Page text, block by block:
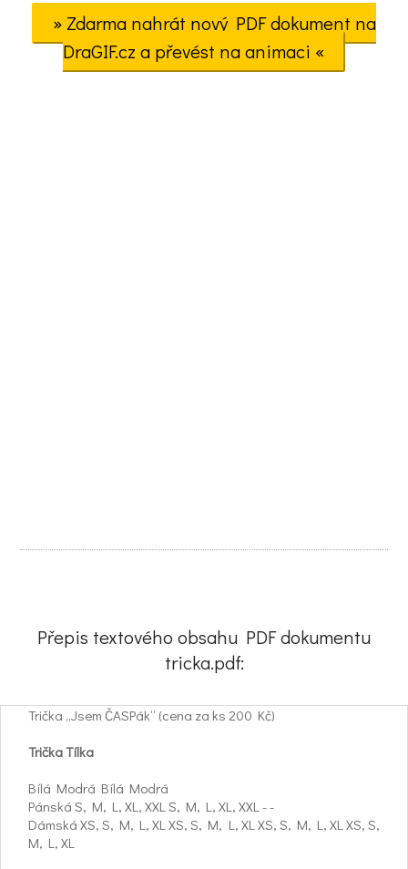
» Zdarma nahrát nový PDF dokument na
DraGIF.cz a převést na animaci «
Přepis textového obsahu PDF dokumentu
tricka.pdf:
Trička „Jsem ČASPák“ (cena za ks 200 Kč)
Trička Tílka
Bílá Modrá Bílá Modrá
Pánská S, M, L, XL, XXL S, M, L, XL, XXL - -
Dámská XS, S, M, L, XL XS, S, M, L, XL XS, S, M, L, XL XS, S,
M, L, XL